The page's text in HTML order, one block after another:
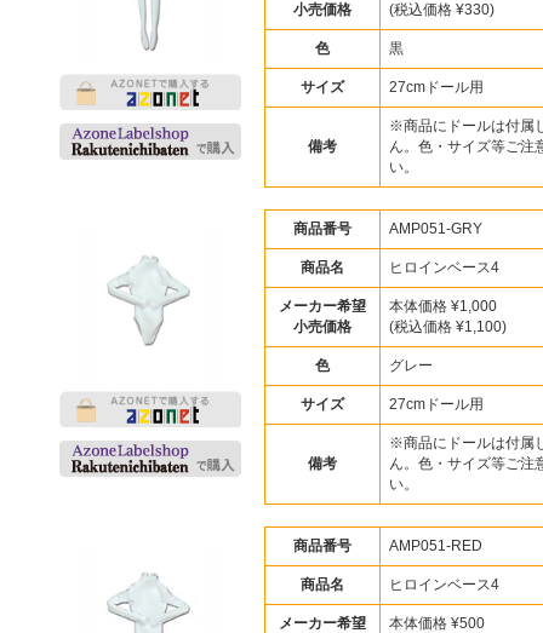
小売価格
(税込価格 ¥330)
色 黒
サイズ 27cmドール用
備考
※商品にドールは付属
ん。色・サイズ等ご注
い。
商品番号 AMP051-GRY
商品名 ヒロインベース4
メーカー希望
小売価格
本体価格 ¥1,000
(税込価格 ¥1,100)
色 グレー
サイズ 27cmドール用
備考
※商品にドールは付属
ん。色・サイズ等ご注
い。
商品番号 AMP051-RED
商品名 ヒロインベース4
メーカー希望
本体価格 ¥500